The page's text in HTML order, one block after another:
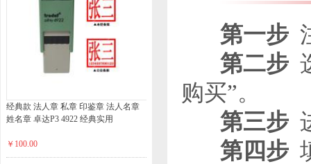
经典款 法人章 私章 印鉴章 法人名章
姓名章 卓达P3 4922 经典实用
￥100.00
第一步
第二步
购买”。
第三步
第四步